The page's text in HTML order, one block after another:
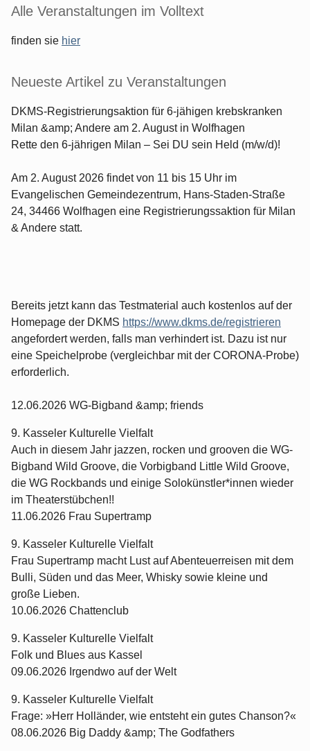
Seitenleiste
Alle Veranstaltungen im Volltext
finden sie hier
Neueste Artikel zu Veranstaltungen
DKMS-Registrierungsaktion für 6-jähigen krebskranken
Milan &amp; Andere am 2. August in Wolfhagen
Rette den 6-jährigen Milan – Sei DU sein Held (m/w/d)!
Am 2. August 2026 findet von 11 bis 15 Uhr im
Evangelischen Gemeindezentrum, Hans-Staden-Straße
24, 34466 Wolfhagen eine Registrierungssaktion für Milan
& Andere statt.
Bereits jetzt kann das Testmaterial auch kostenlos auf der
Homepage der DKMS https://www.dkms.de/registrieren
angefordert werden, falls man verhindert ist. Dazu ist nur
eine Speichelprobe (vergleichbar mit der CORONA-Probe)
erforderlich.
12.06.2026 WG-Bigband &amp; friends
9. Kasseler Kulturelle Vielfalt
Auch in diesem Jahr jazzen, rocken und grooven die WG-
Bigband Wild Groove, die Vorbigband Little Wild Groove,
die WG Rockbands und einige Solokünstler*innen wieder
im Theaterstübchen!!
11.06.2026 Frau Supertramp
9. Kasseler Kulturelle Vielfalt
Frau Supertramp macht Lust auf Abenteuerreisen mit dem
Bulli, Süden und das Meer, Whisky sowie kleine und
große Lieben.
10.06.2026 Chattenclub
9. Kasseler Kulturelle Vielfalt
Folk und Blues aus Kassel
09.06.2026 Irgendwo auf der Welt
9. Kasseler Kulturelle Vielfalt
Frage: »Herr Holländer, wie entsteht ein gutes Chanson?«
08.06.2026 Big Daddy &amp; The Godfathers